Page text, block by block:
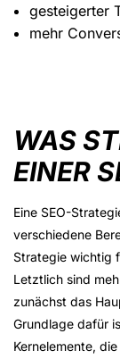
gesteigerter
mehr
WAS
EINER
Eine SEO-
verschiedene
Strategie wichtig
Letztlich sind
zunächst das
Grundlage dafür
Kernelemente,